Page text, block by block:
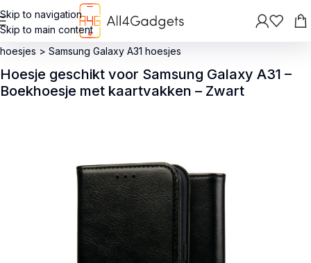
Skip to navigation
Skip to main content
Terug>Hoesjes>Samsung hoesjes
hoesjes > Samsung Galaxy A31 hoesjes
Hoesje geschikt voor Samsung Galaxy A31 –
Boekhoesje met kaartvakken – Zwart